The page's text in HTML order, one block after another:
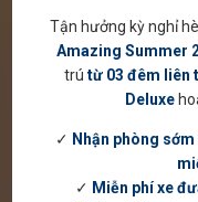
Tận hưởng kỳ nghỉ
Amazing Summer
trútừ 03 đêm liên
Deluxe
✓ Nhận phòng
✓ Miễn phí xe